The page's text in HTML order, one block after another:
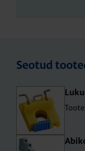
Seotud